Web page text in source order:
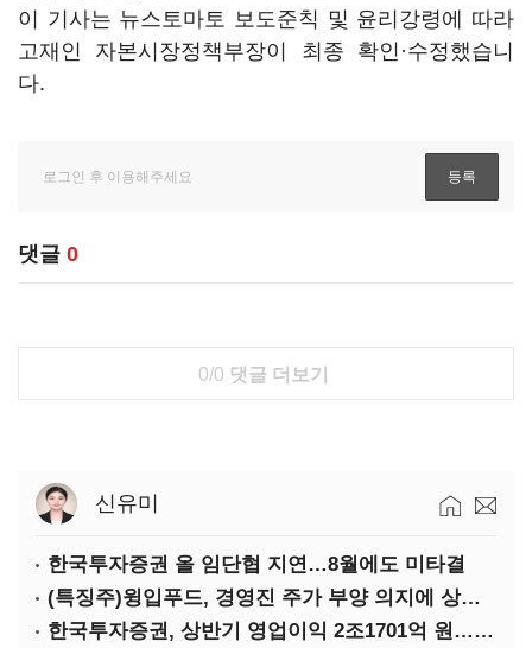
이 기사는 뉴스토마토 보도준칙 및 윤리강령에 따라
고재인 자본시장정책부장이 최종 확인·수정했습니
다.
댓글 0
0/0 댓글 더보기
신유미
한국투자증권 올 임단협 지연…8월에도 미타결
(특징주)윙입푸드, 경영진 주가 부양 의지에 상한가
한국투자증권, 상반기 영업이익 2조1701억 원… 전년비 89.1%↑